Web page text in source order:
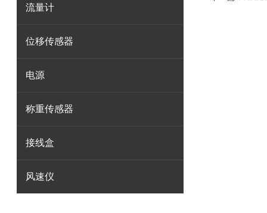
流量计
位移传感器
电源
称重传感器
接线盒
风速仪